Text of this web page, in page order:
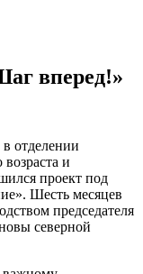
вперед!»
отделении
и
проект под
Шесть месяцев
председателя
северной